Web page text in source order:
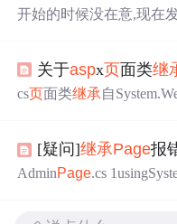
文件是继承cs文件的. <@
开始的时候没在意,现在
的，而所有的服务器端
是说他们其实是一个东
关于aspx页面类继
cs页面类继承自
在cs文件里有一部分以外
(声明控件)。我们来谈谈
[疑问]继承Page报
AdminPage.cs